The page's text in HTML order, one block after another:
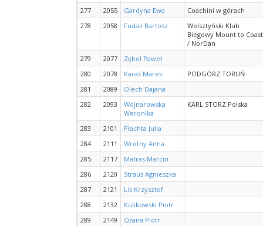
277
2055 Gardyna Ewa
Coachini w górach
278
2058 Fudali Bartosz
Wolsztyński Klub
Biegowy Mount to Coast
/ NorDan
279
2077
Zębol Paweł
280
2078 Karaś Marek
PODGÓRZ TORUŃ
281
2089
Olech Dajana
282
2093
Wojnarowska
Weronika
KARL STORZ Polska
283 2101
Płachta Julia
284
2111
Wrotny Anna
285
2117
Matras Marcin
286
2120
Straus Agnieszka
287
2121
Lis Krzysztof
288
2132
Kulikowski Piotr
289
2149
Ożana Piotr